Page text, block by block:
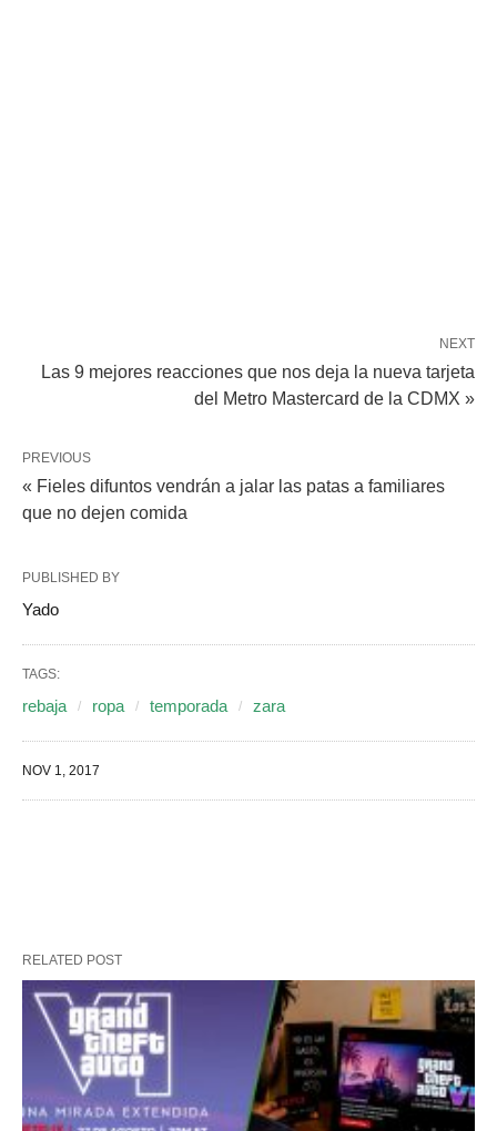
NEXT
Las 9 mejores reacciones que nos deja la nueva tarjeta
del Metro Mastercard de la CDMX »
PREVIOUS
« Fieles difuntos vendrán a jalar las patas a familiares
que no dejen comida
PUBLISHED BY
Yado
TAGS:
rebaja ropa temporada zara
NOV 1, 2017
RELATED POST